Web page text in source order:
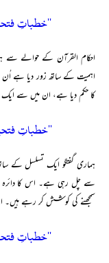
’’خطباتِ
احکام القرآن کے حوالے سے
اہمیت کے ساتھ زور دیا ہے اُن
کا حکم دیا ہے، ان میں سے
’’خطباتِ
ہماری گفتگو ایک تسلسل کے
سے چل رہی ہے۔ اس کا دائرہ
سمجھنے کی کوشش کر رہے ہیں۔
’’خطباتِ